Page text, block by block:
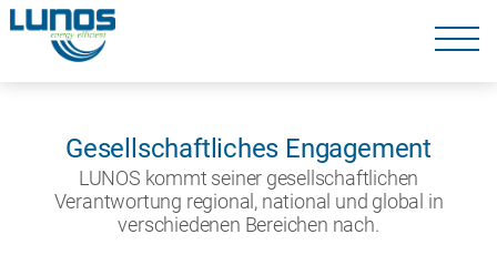
Navigation
überspringen
Navigation
Gesellschaftliches Engagement
LUNOS kommt seiner gesellschaftlichen
Verantwortung regional, national und global in
verschiedenen Bereichen nach.